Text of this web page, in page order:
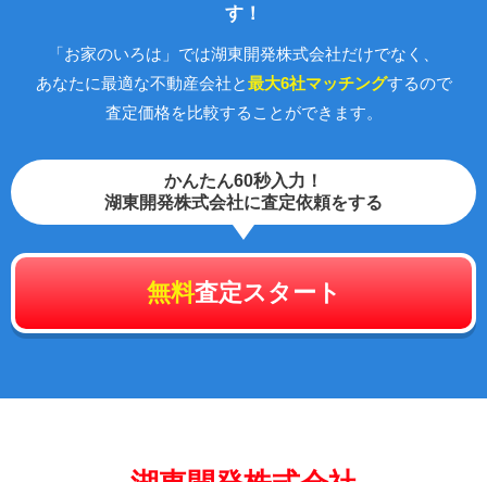
す！
「お家のいろは」では湖東開発株式会社だけでなく、
あなたに最適な不動産会社と最大6社マッチングするので
査定価格を比較することができます。
かんたん60秒入力！
湖東開発株式会社に査定依頼をする
無料査定スタート